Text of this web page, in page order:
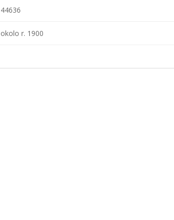
44636
okolo r. 1900